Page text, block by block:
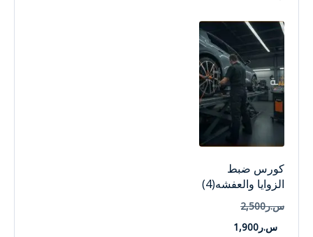
كورس ضبط
الزوايا والعفشه(4)
س.ر2,500
س.ر1,900